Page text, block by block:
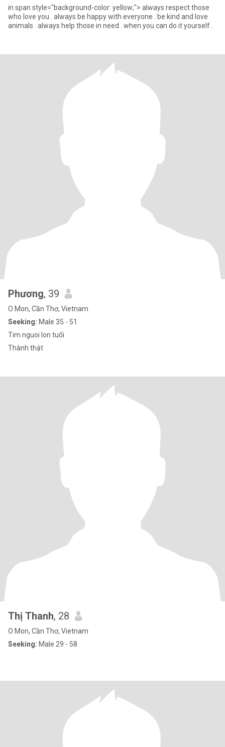
in span style="background-color: yellow;"> always respect those
who love you . always be happy with everyone . be kind and love
animals . always help those in need . when you can do it yourself .
Phương, 39
O Mon, Cần Thơ, Vietnam
Seeking: Male 35 - 51
Tim nguoi lon tuổi
Thành thật
Thị Thanh, 28
O Mon, Cần Thơ, Vietnam
Seeking: Male 29 - 58